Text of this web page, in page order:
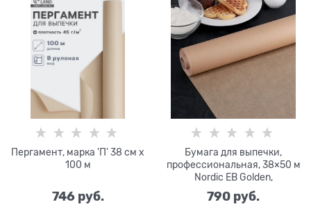
Пергамент, марка 'П' 38 см х
100 м
746 руб.
Бумага для выпечки,
профессиональная, 38×50 м
Nordic EB Golden,
силиконизированная
790 руб.